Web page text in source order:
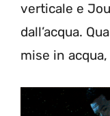
verticale e
dall’acqua.
mise in